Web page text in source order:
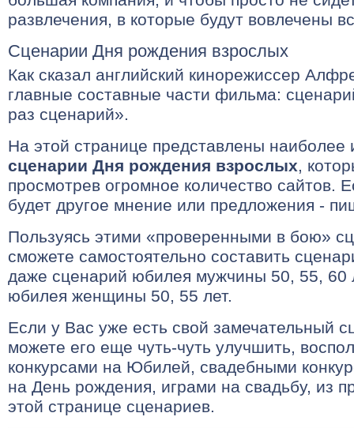
развлечения, в которые будут вовлечены
Сценарии Дня рождения взрослых
Как сказал английский кинорежиссер
главные составные части фильма:
раз сценарий».
На этой странице представлены наиболее
сценарии Дня рождения взрослых,
просмотрев огромное количество сайтов.
будет другое мнение или предложения -
Пользуясь этими «проверенными в бою»
сможете самостоятельно составить
даже сценарий юбилея мужчины 50, 55, 60
юбилея женщины 50, 55 лет.
Если у Вас уже есть свой замечательный
можете его еще чуть-чуть улучшить,
конкурсами на Юбилей, свадебными
на День рождения, играми на свадьбу, из
этой странице сценариев.